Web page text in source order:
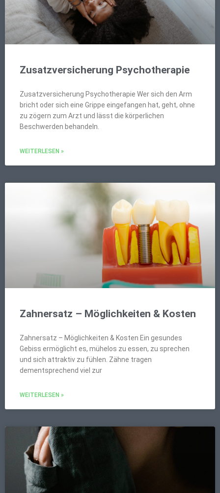
Zusatzversicherung Psychotherapie
Zusatzversicherung Psychotherapie Wer sich den Arm
bricht oder sich eine Grippe eingefangen hat, geht, ohne
zu zögern zum Arzt und lässt die körperlichen
Beschwerden behandeln.
WEITERLESEN »
Zahnersatz – Möglichkeiten & Kosten
Zahnersatz – Möglichkeiten & Kosten Ein gesundes
Gebiss ermöglicht es, mühelos zu essen, zu sprechen
und sich attraktiv zu fühlen. Zähne tragen
dementsprechend viel zur
WEITERLESEN »